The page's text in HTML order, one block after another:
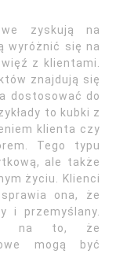
zyskują na
wyróżnić się na
z klientami.
znajdują się
dostosować do
to kubki z
klienta czy
Tego typu
ale także
życiu. Klienci
ona, że
i przemyślany.
na to, że
mogą być